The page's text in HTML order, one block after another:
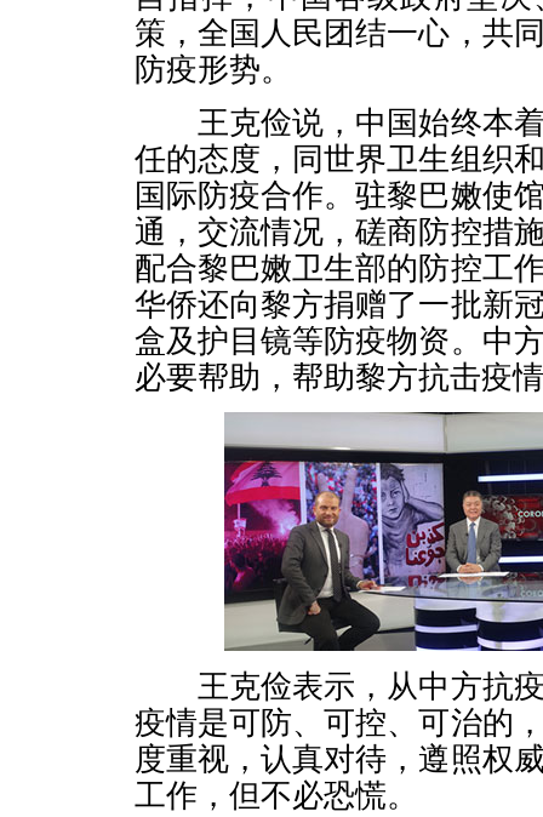
策，全国人民团结一心，共
防疫形势。
王克俭说，中国始终本着
任的态度，同世界卫生组织
国际防疫合作。驻黎巴嫩使
通，交流情况，磋商防控措
配合黎巴嫩卫生部的防控工
华侨还向黎方捐赠了一批新
盒及护目镜等防疫物资。中
必要帮助，帮助黎方抗击疫
王克俭表示，从中方抗疫
疫情是可防、可控、可治的
度重视，认真对待，遵照权
工作，但不必恐慌。